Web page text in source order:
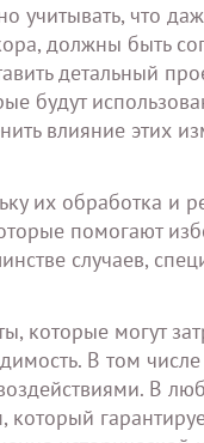
учитывать, что
должны быть
детальный
будут
влияние этих
их обработка и
помогают
случаев,
которые могут
В том числе
В